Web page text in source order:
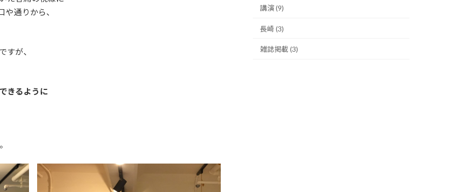
や通りから、
すが、
きるように
講演 (9)
長崎 (3)
雑誌掲載 (3)